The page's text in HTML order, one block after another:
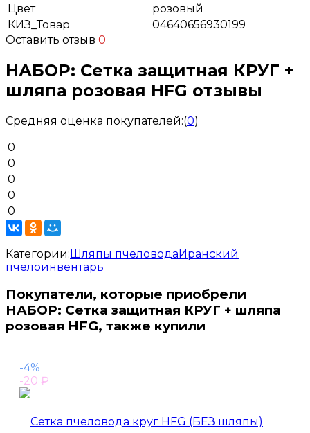
Цвет
розовый
КИЗ_Товар
04640656930199
Оставить отзыв 0
НАБОР: Сетка защитная КРУГ +
шляпа розовая HFG отзывы
Средняя оценка покупателей:(0)
0
0
0
0
0
Категории:Шляпы пчеловодаИранский
пчелоинвентарь
Покупатели, которые приобрели
НАБОР: Сетка защитная КРУГ + шляпа
розовая HFG, также купили
-4%
-20 ₽